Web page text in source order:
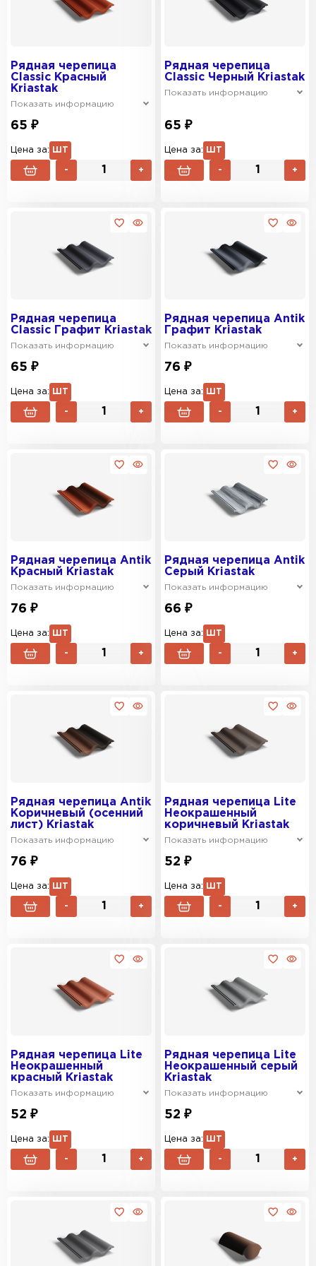
Рядная черепица
Classic Красный
Kriastak
Показать информацию
65 ₽
Цена за: ШТ
- +
Рядная черепица
Classic Черный Kriastak
Показать информацию
65 ₽
Цена за: ШТ
- +
Рядная черепица
Classic Графит Kriastak
Показать информацию
65 ₽
Цена за: ШТ
- +
Рядная черепица Antik
Графит Kriastak
Показать информацию
76 ₽
Цена за: ШТ
- +
Рядная черепица Antik
Красный Kriastak
Показать информацию
76 ₽
Цена за: ШТ
- +
Рядная черепица Antik
Серый Kriastak
Показать информацию
66 ₽
Цена за: ШТ
- +
Рядная черепица Antik
Коричневый (осенний
лист) Kriastak
Показать информацию
76 ₽
Цена за: ШТ
- +
Рядная черепица Lite
Неокрашенный
коричневый Kriastak
Показать информацию
52 ₽
Цена за: ШТ
- +
Рядная черепица Lite
Неокрашенный
красный Kriastak
Показать информацию
52 ₽
Цена за: ШТ
- +
Рядная черепица Lite
Неокрашенный серый
Kriastak
Показать информацию
52 ₽
Цена за: ШТ
- +